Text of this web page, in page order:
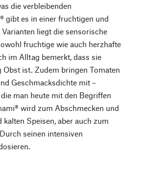
die verbleibenden
gibt es in einer fruchtigen und
liegt die sensorische
fruchtige wie auch herzhafte
im Alltag bemerkt, dass sie
ist. Zudem bringen Tomaten
Geschmacksdichte mit –
man heute mit den Begriffen
wird zum Abschmecken und
Speisen, aber auch zum
seinen intensiven